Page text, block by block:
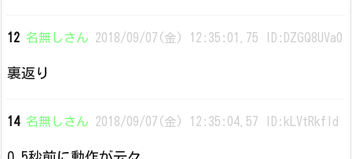
12 名無しさん 2018/09/07(金) 12:35:01.75 ID:DZGQ8UVa0
裏返り
14 名無しさん 2018/09/07(金) 12:35:04.57 ID:kLVtRkfld